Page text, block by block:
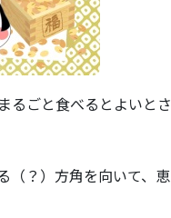
るごと食べるとよいとさ
（？）方角を向いて、恵